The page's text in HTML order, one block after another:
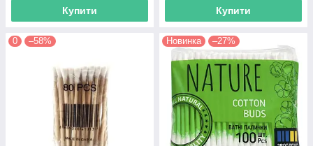
Купити Купити
0 –58% Новинка –27%